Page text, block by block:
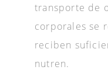
transporte de
corporales se
reciben
nutren.